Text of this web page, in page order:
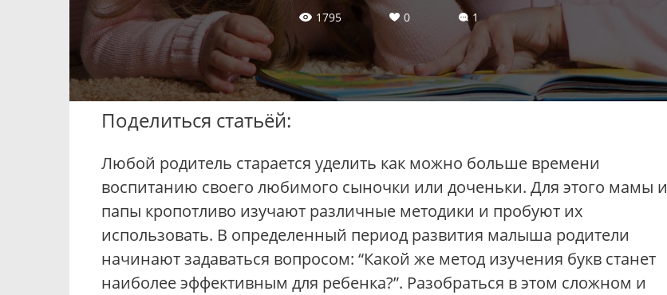
1795 0 1
Поделиться статьёй:
Любой родитель старается уделить как можно больше времени
воспитанию своего любимого сыночки или доченьки. Для этого мамы и
папы кропотливо изучают различные методики и пробуют их
использовать. В определенный период развития малыша родители
начинают задаваться вопросом: “Какой же метод изучения букв станет
наиболее эффективным для ребенка?”. Разобраться в этом сложном и